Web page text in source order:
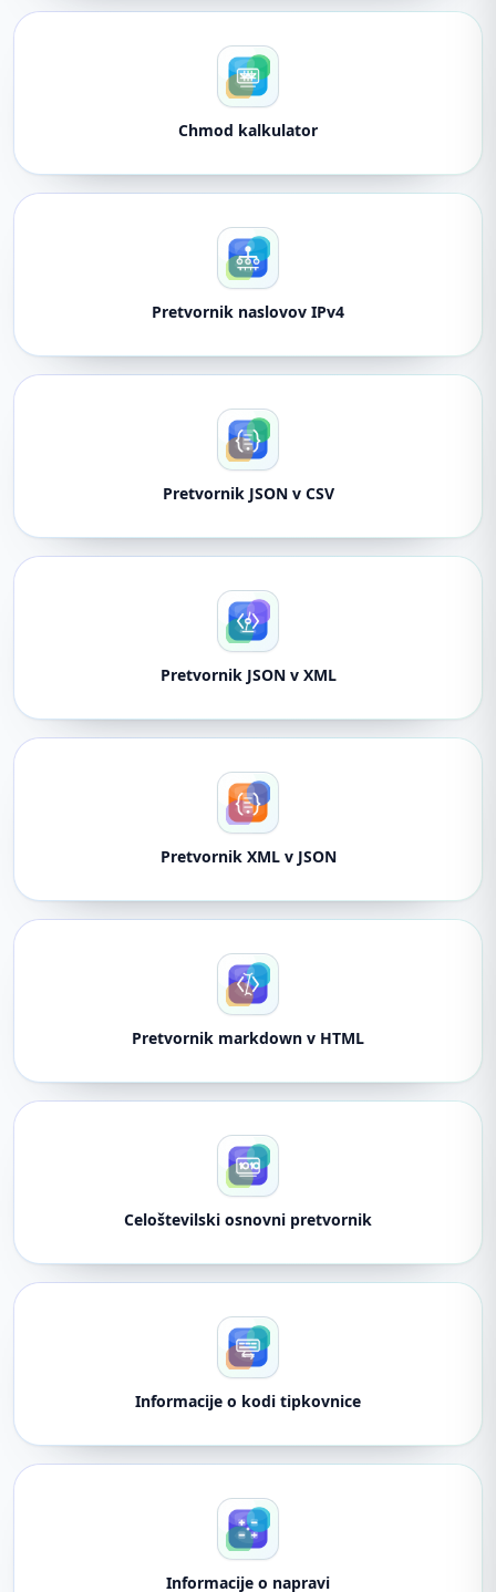
Chmod kalkulator
Pretvornik naslovov IPv4
Pretvornik JSON v CSV
Pretvornik JSON v XML
Pretvornik XML v JSON
Pretvornik markdown v HTML
Celoštevilski osnovni pretvornik
Informacije o kodi tipkovnice
Informacije o napravi